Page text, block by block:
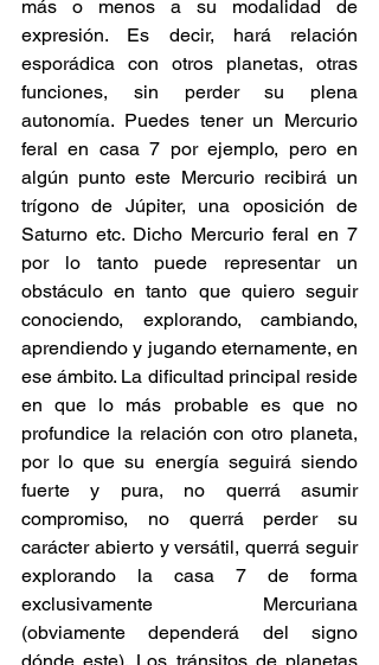
más o menos a su modalidad de
expresión. Es decir, hará relación
esporádica con otros planetas, otras
funciones, sin perder su plena
autonomía. Puedes tener un Mercurio
feral en casa 7 por ejemplo, pero en
algún punto este Mercurio recibirá un
trígono de Júpiter, una oposición de
Saturno etc. Dicho Mercurio feral en 7
por lo tanto puede representar un
obstáculo en tanto que quiero seguir
conociendo, explorando, cambiando,
aprendiendo y jugando eternamente, en
ese ámbito. La dificultad principal reside
en que lo más probable es que no
profundice la relación con otro planeta,
por lo que su energía seguirá siendo
fuerte y pura, no querrá asumir
compromiso, no querrá perder su
carácter abierto y versátil, querrá seguir
explorando la casa 7 de forma
exclusivamente Mercuriana
(obviamente dependerá del signo